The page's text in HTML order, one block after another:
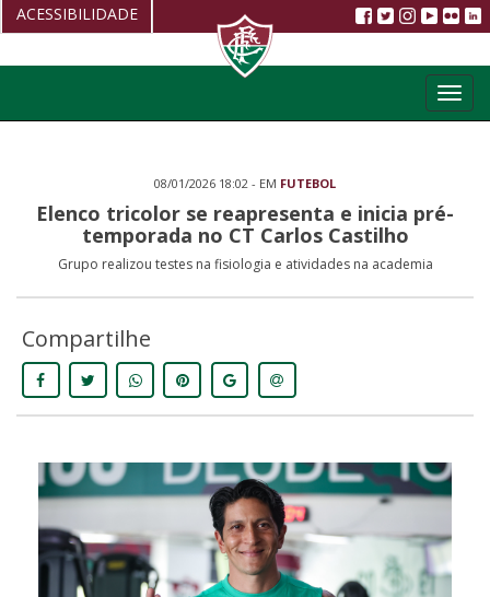
08/01/2026 18:02 - EM FUTEBOL
Elenco tricolor se reapresenta e inicia pré-
temporada no CT Carlos Castilho
Grupo realizou testes na fisiologia e atividades na academia
Compartilhe
ACESSIBILIDADE